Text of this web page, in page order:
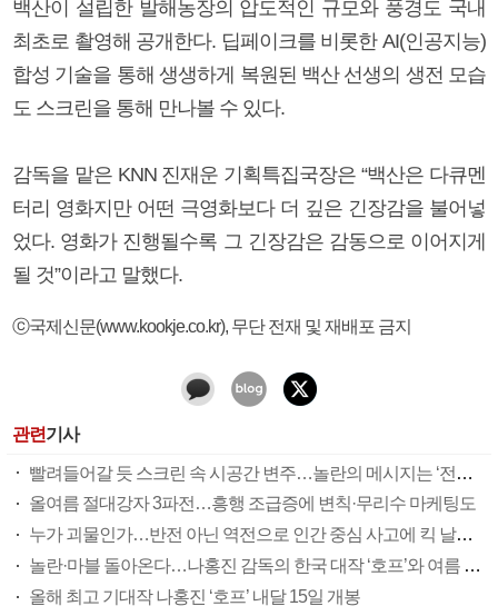
백산이 설립한 발해농장의 압도적인 규모와 풍경도 국내
최초로 촬영해 공개한다. 딥페이크를 비롯한 AI(인공지능)
합성 기술을 통해 생생하게 복원된 백산 선생의 생전 모습
도 스크린을 통해 만나볼 수 있다.
감독을 맡은 KNN 진재운 기획특집국장은 “백산은 다큐멘
터리 영화지만 어떤 극영화보다 더 깊은 긴장감을 불어넣
었다. 영화가 진행될수록 그 긴장감은 감동으로 이어지게
될 것”이라고 말했다.
ⓒ국제신문(www.kookje.co.kr), 무단 전재 및 재배포 금지
관련기사
빨려들어갈 듯 스크린 속 시공간 변주…놀란의 메시지는 ‘전쟁 속죄’
올여름 절대강자 3파전…흥행 조급증에 변칙·무리수 마케팅도
누가 괴물인가…반전 아닌 역전으로 인간 중심 사고에 킥 날리다
놀란·마블 돌아온다…나홍진 감독의 한국 대작 ‘호프’와 여름 극장가 대전
올해 최고 기대작 나홍진 ‘호프’ 내달 15일 개봉